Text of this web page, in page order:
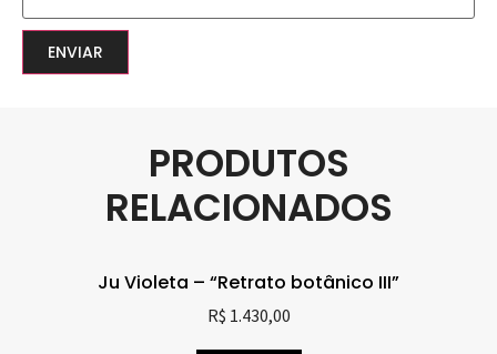
PRODUTOS
RELACIONADOS
Ju Violeta – “Retrato botânico III”
R$ 1.430,00